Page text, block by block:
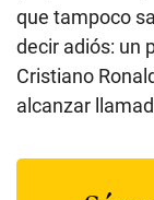
que tampoco
decir adiós: un
Cristiano
alcanzar